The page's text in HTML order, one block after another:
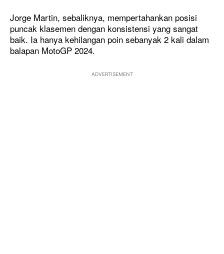
Jorge Martin, sebaliknya, mempertahankan posisi
puncak klasemen dengan konsistensi yang sangat
baik. Ia hanya kehilangan poin sebanyak 2 kali dalam
balapan MotoGP 2024.
ADVERTISEMENT